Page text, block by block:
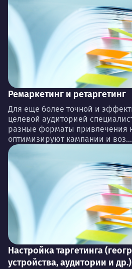
Ремаркетинг и ретаргетинг
Для еще более точной и
целевой аудиторией
разные форматы привлечения
оптимизируют кампании и воз...
Настройка таргетинга
устройства, аудитории и др.)